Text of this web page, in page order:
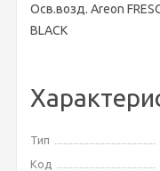
Осв.возд. Areon
BLACK
Тип
Код